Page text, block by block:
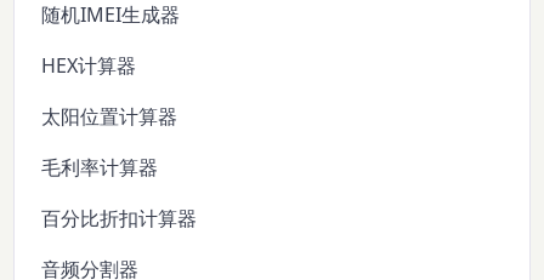
随机IMEI生成器
HEX计算器
太阳位置计算器
毛利率计算器
百分比折扣计算器
音频分割器